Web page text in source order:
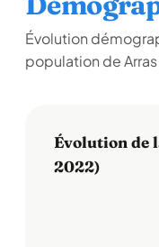
Évolution
population de Arras
Évolution de
2022)